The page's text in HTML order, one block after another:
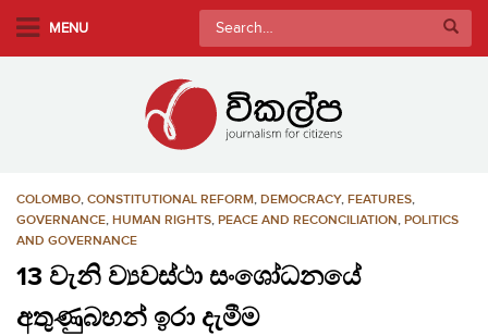
MENU
Search
for:
COLOMBO, CONSTITUTIONAL REFORM, DEMOCRACY, FEATURES,
GOVERNANCE, HUMAN RIGHTS, PEACE AND RECONCILIATION, POLITICS
AND GOVERNANCE
13 වැනි ව්‍යවස්ථා සංශෝධනයේ
අතුණුබහන් ඉරා දැමීම